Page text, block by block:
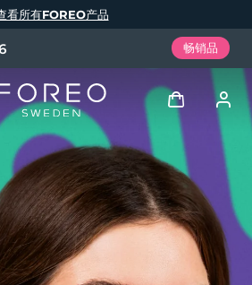
看所有FOREO产品
畅销品
登录
用户信息
我的设备
Tech Elixir
Español
Português